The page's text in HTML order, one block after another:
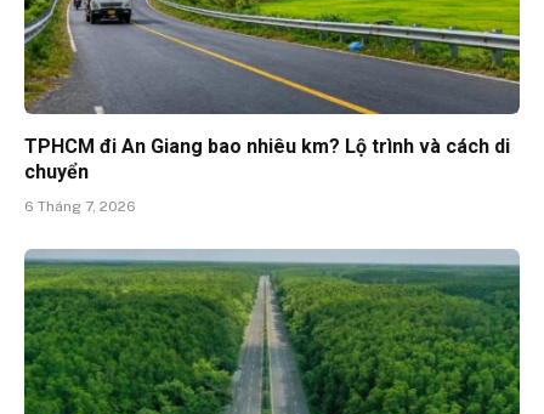
TPHCM đi An Giang bao nhiêu km? Lộ trình và cách di
chuyển
6 Tháng 7, 2026